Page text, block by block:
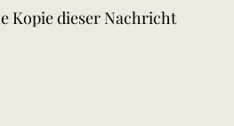
Kopie dieser Nachricht